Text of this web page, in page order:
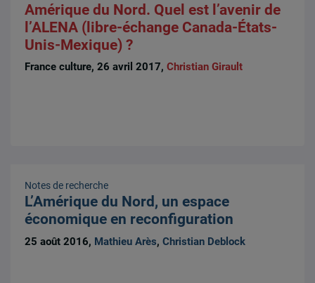
Amérique du Nord. Quel est l’avenir de
l’ALENA (libre-échange Canada-États-
Unis-Mexique) ?
France culture, 26 avril 2017,Christian Girault
Notes de recherche
L’Amérique du Nord, un espace
économique en reconfiguration
25 août 2016, Mathieu Arès,Christian Deblock